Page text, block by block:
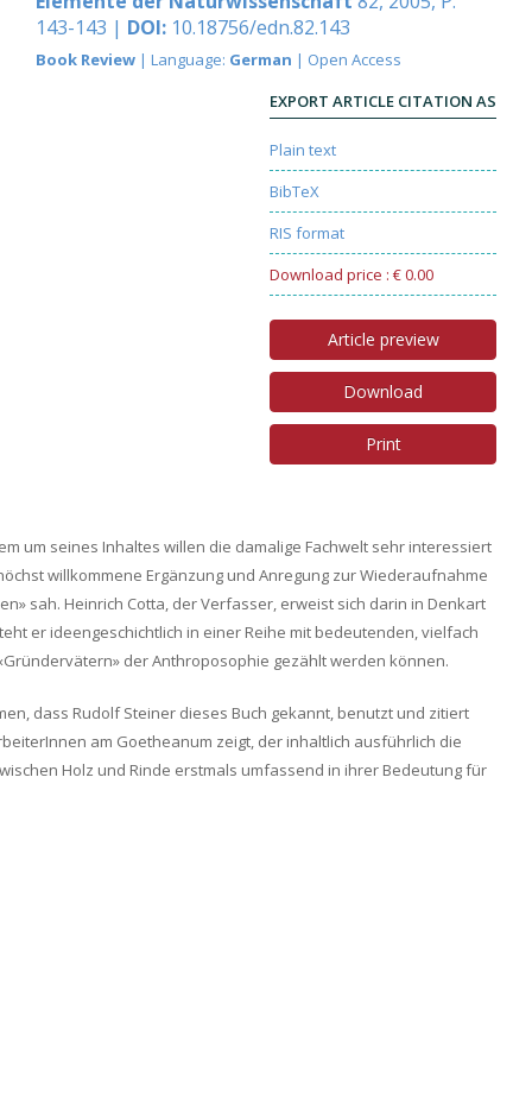
143-143 | DOI: 10.18756/edn.82.143
Book Review | Language: German | Open Access
EXPORT ARTICLE CITATION AS
Plain text
BibTeX
RIS format
Download price : € 0.00
Article preview
Download
Print
um seines Inhaltes willen die damalige Fachwelt sehr interessiert
willkommene Ergänzung und Anregung zur Wiederaufnahme
sah. Heinrich Cotta, der Verfasser, erweist sich darin in Denkart
er ideengeschichtlich in einer Reihe mit bedeutenden, vielfach
der Anthroposophie gezählt werden können.
dass Rudolf Steiner dieses Buch gekannt, benutzt und zitiert
am Goetheanum zeigt, der inhaltlich ausführlich die
Holz und Rinde erstmals umfassend in ihrer Bedeutung für